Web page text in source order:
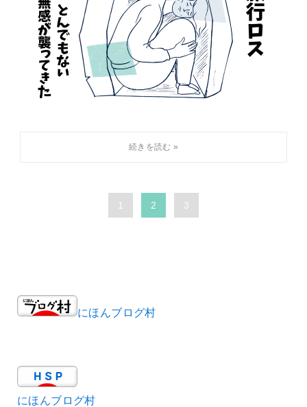
1 2 3
にほんブログ村
にほんブログ村